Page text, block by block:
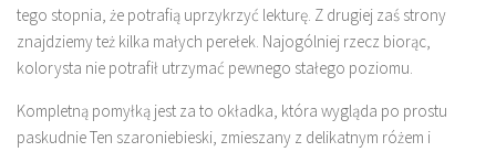
tego stopnia, że potrafią uprzykrzyć lekturę. Z drugiej zaś strony
znajdziemy też kilka małych perełek. Najogólniej rzecz biorąc,
kolorysta nie potrafił utrzymać pewnego stałego poziomu.
Kompletną pomyłką jest za to okładka, która wygląda po prostu
paskudnie Ten szaroniebieski, zmieszany z delikatnym różem i